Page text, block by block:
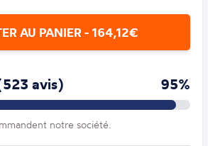
AU PANIER - 164,12€
avis) 95%
notre société.